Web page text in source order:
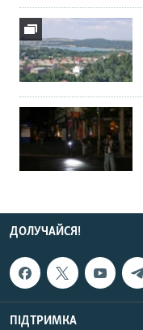
ДОЛУЧАЙСЯ!
ПІДТРИМКА